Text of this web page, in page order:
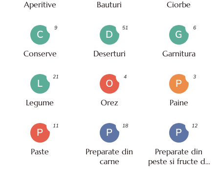
Aperitive Bauturi Ciorbe
C
Conserve
9
D
Deserturi
51
G
Garnitura
6
L
Legume
21
O
Orez
4
P
Paine
3
P
Paste
11
P
Preparate din
carne
18
P
Preparate din
peste si fructe de
12